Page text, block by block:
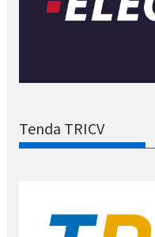
Tenda TRICV